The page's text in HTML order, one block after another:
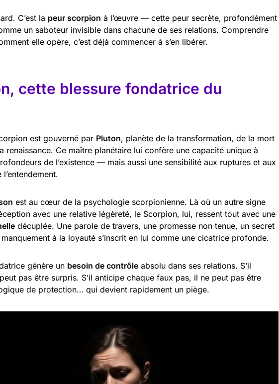
C’est la peur scorpion à l’œuvre — cette peur secrète, profondément
un saboteur invisible dans chacune de ses relations. Comprendre
elle opère, c’est déjà commencer à s’en libérer.
cette blessure fondatrice du
est gouverné par Pluton, planète de la transformation, de la mort
renaissance. Ce maître planétaire lui confère une capacité unique à
de l’existence — mais aussi une sensibilité aux ruptures et aux
est au cœur de la psychologie scorpionienne. Là où un autre signe
avec une relative légèreté, le Scorpion, lui, ressent tout avec une
décuplée. Une parole de travers, une promesse non tenue, un secret
à la loyauté s’inscrit en lui comme une cicatrice profonde.
génère un besoin de contrôle absolu dans ses relations. S’il
pas être surpris. S’il anticipe chaque faux pas, il ne peut pas être
de protection… qui devient rapidement un piège.